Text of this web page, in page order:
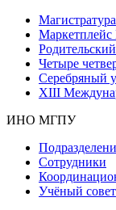
Магистратура
Четыре
Серебряный
XIII
ИНО МГПУ
Сотрудники
Учёный совет